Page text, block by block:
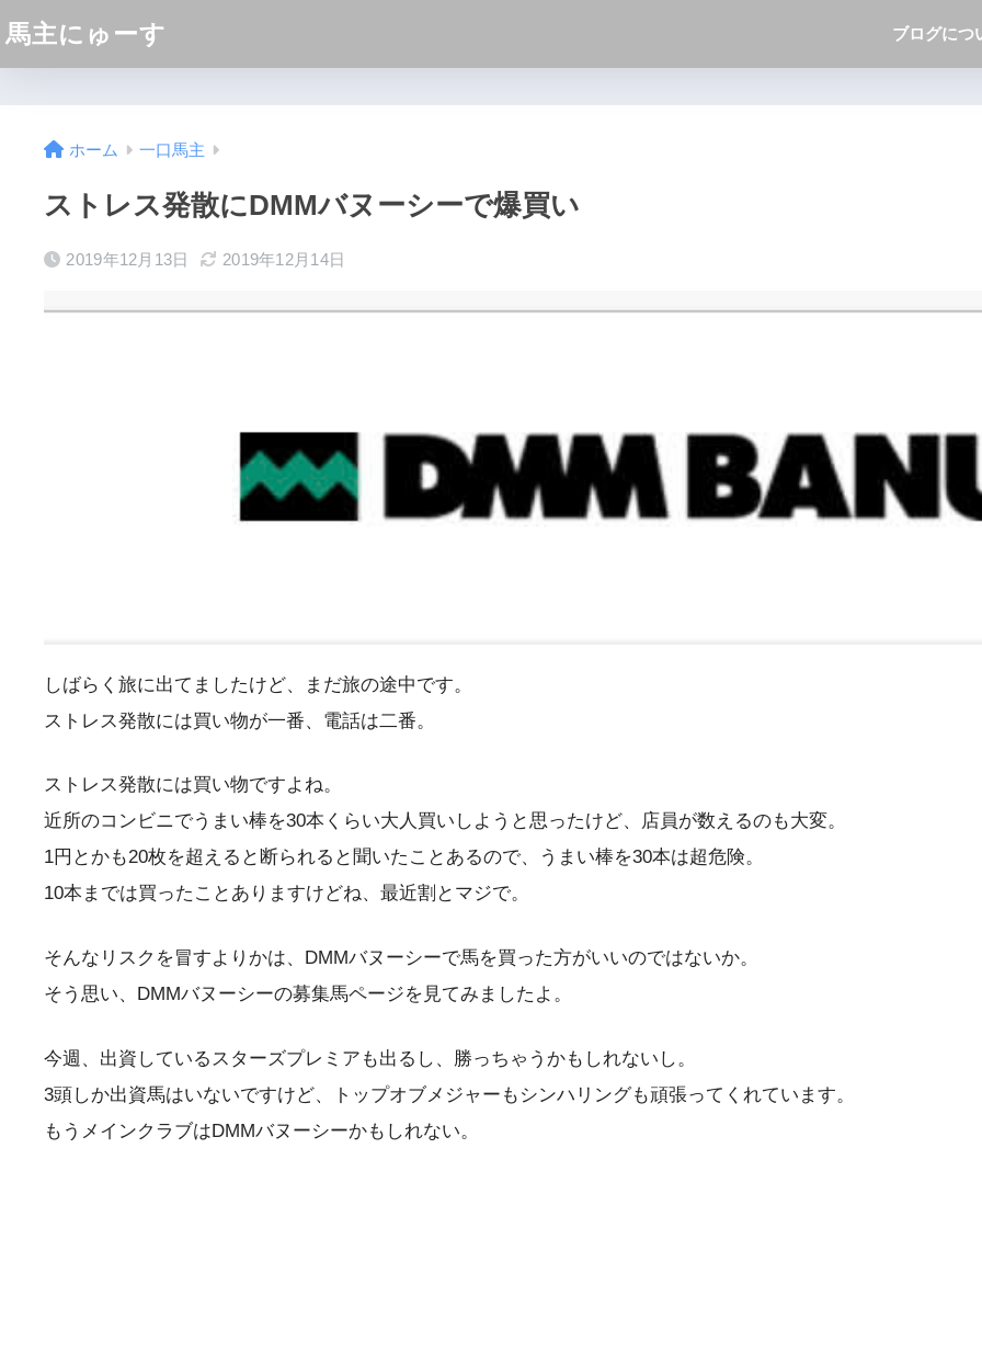
馬主にゅーす ブログにつ
ホーム 一口馬主
ストレス発散にDMMバヌーシーで爆買い
2019年12月13日 2019年12月14日
しばらく旅に出てましたけど、まだ旅の途中です。
ストレス発散には買い物が一番、電話は二番。
ストレス発散には買い物ですよね。
近所のコンビニでうまい棒を30本くらい大人買いしようと思ったけど、店員が数えるのも大変。
1円とかも20枚を超えると断られると聞いたことあるので、うまい棒を30本は超危険。
10本までは買ったことありますけどね、最近割とマジで。
そんなリスクを冒すよりかは、DMMバヌーシーで馬を買った方がいいのではないか。
そう思い、DMMバヌーシーの募集馬ページを見てみましたよ。
今週、出資しているスターズプレミアも出るし、勝っちゃうかもしれないし。
3頭しか出資馬はいないですけど、トップオブメジャーもシンハリングも頑張ってくれています。
もうメインクラブはDMMバヌーシーかもしれない。